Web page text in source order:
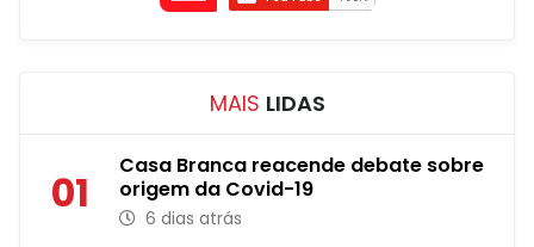
MAIS LIDAS
01
Casa Branca reacende debate sobre
origem da Covid-19
6 dias atrás